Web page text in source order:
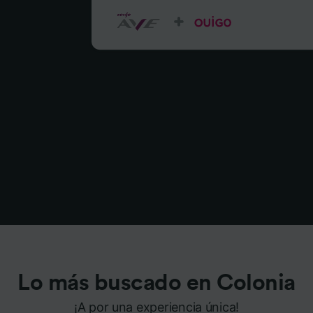
Lo más buscado en Colonia
¡A por una experiencia única!